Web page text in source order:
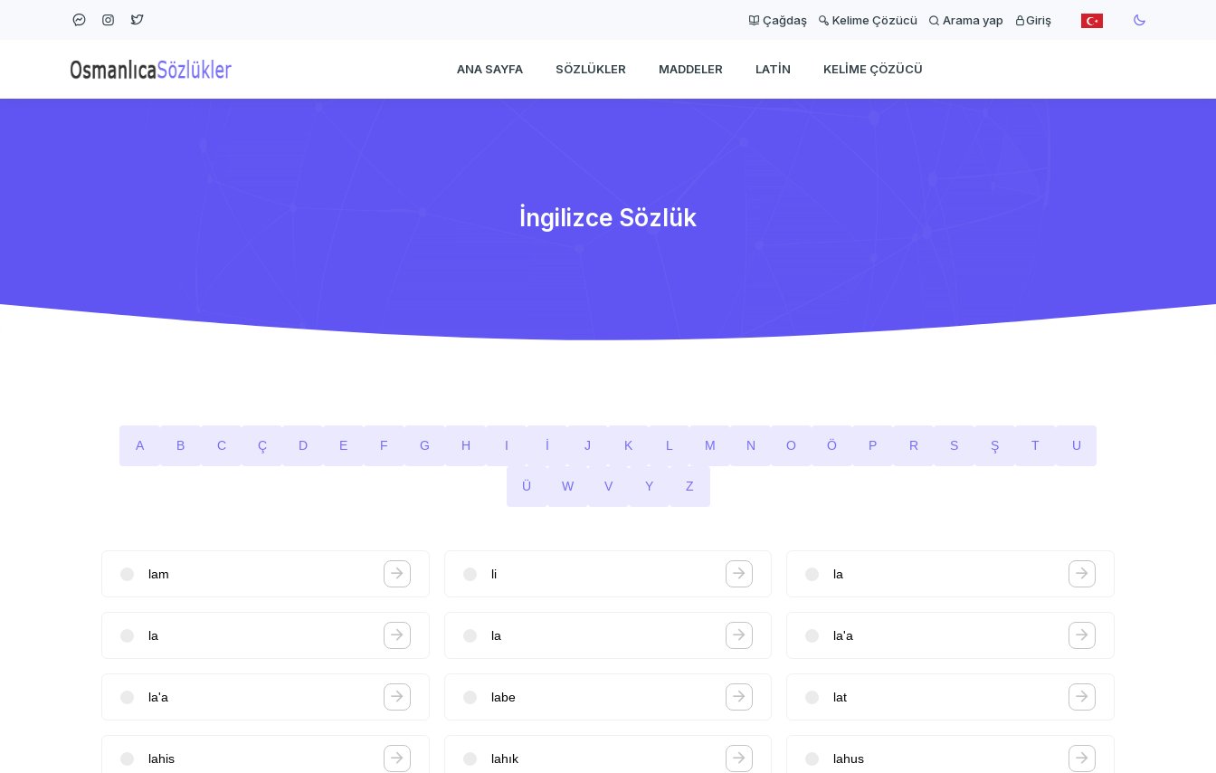
Çağdaş Kelime Çözücü Arama yap Giriş
ANA SAYFA SÖZLÜKLER MADDELER LATIN KELIME ÇÖZÜCÜ
İngilizce Sözlük
A B C Ç D E F G H I İ J K L M N O Ö P R S Ş T U
Ü W V Y Z
lam li la
la la la'a
la'a labe lat
lahis lahık lahus